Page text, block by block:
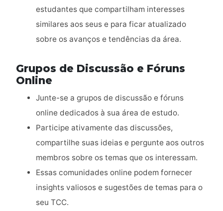
estudantes que compartilham interesses
similares aos seus e para ficar atualizado
sobre os avanços e tendências da área.
Grupos de Discussão e Fóruns
Online
Junte-se a grupos de discussão e fóruns
online dedicados à sua área de estudo.
Participe ativamente das discussões,
compartilhe suas ideias e pergunte aos outros
membros sobre os temas que os interessam.
Essas comunidades online podem fornecer
insights valiosos e sugestões de temas para o
seu TCC.